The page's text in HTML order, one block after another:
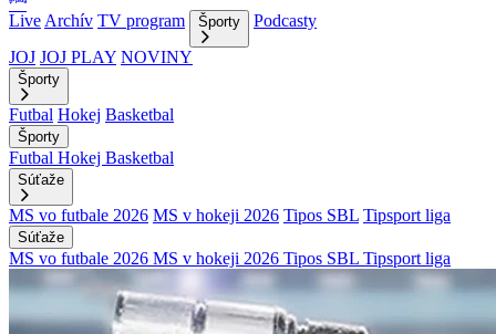
Live Archív TV program Športy
Podcasty
JOJ JOJ PLAY NOVINY
Športy
Futbal Hokej Basketbal
Športy
Futbal Hokej Basketbal
Súťaže
MS vo futbale 2026 MS v hokeji 2026 Tipos SBL Tipsport liga
Súťaže
MS vo futbale 2026 MS v hokeji 2026 Tipos SBL Tipsport liga